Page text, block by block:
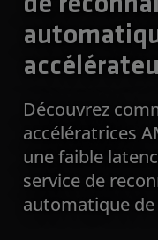
Découvrez
accélératrices
une faible
service de
automatique de